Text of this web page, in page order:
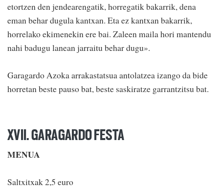
etortzen den jendearengatik, horregatik bakarrik, dena
eman behar dugula kantxan. Eta ez kantxan bakarrik,
horrelako ekimenekin ere bai. Zaleen maila hori mantendu
nahi badugu lanean jarraitu behar dugu».
Garagardo Azoka arrakastatsua antolatzea izango da bide
horretan beste pauso bat, beste saskiratze garrantzitsu bat.
XVII. GARAGARDO FESTA
MENUA
Saltxitxak 2,5 euro